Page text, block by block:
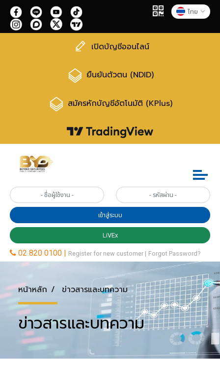
ไทย
เปิดบัญชีออนไลน์
ยืนยันตัวตน (NDID)
สมัครหักบัญชีอัตโนมัติ (KPlus)
หน้าหลัก ข่าวสารและบทความ
ข่าวสารและบทความ